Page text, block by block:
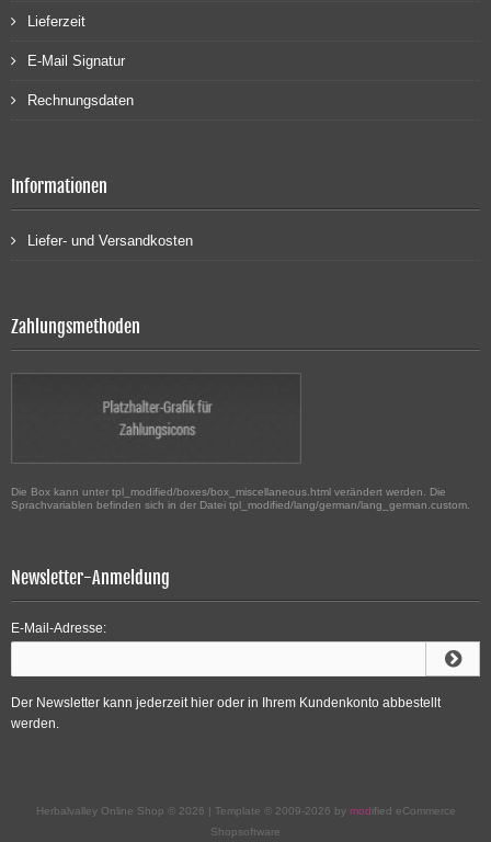
Lieferzeit
E-Mail Signatur
Rechnungsdaten
Informationen
Liefer- und Versandkosten
Zahlungsmethoden
Die Box kann unter tpl_modified/boxes/box_miscellaneous.html verändert werden. Die
Sprachvariablen befinden sich in der Datei tpl_modified/lang/german/lang_german.custom.
Newsletter-Anmeldung
E-Mail-Adresse:
Der Newsletter kann jederzeit hier oder in Ihrem Kundenkonto abbestellt
werden.
Herbalvalley Online Shop © 2026 | Template © 2009-2026 by mod ified eCommerce
Shopsoftware